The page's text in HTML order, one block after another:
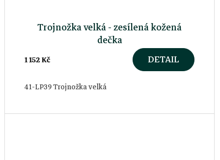
Trojnožka velká - zesílená kožená
dečka
1 152 Kč DETAIL
41-LP39 Trojnožka velká